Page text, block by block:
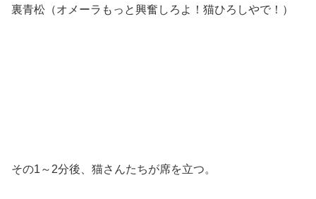
裏青松（オメーラもっと興奮しろよ！猫ひろしやで！）
その1～2分後、猫さんたちが席を立つ。